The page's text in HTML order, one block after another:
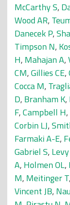
McCarthy S,
Wood AR,
Danecek P,
Timpson N,
H, Mahajan A,
CM,Gillies CE,
Cocca M,
D, Branham K,
F,Campbell H,
Corbin LJ,
Farmaki A-E,
Gabriel S,
A, Holmen OL,
M, Meitinger T,
Vincent JB,